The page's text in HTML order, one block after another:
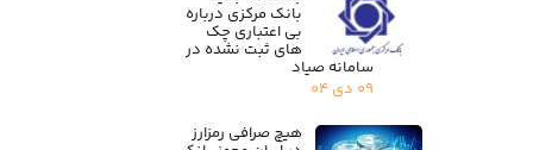
بانک مرکزی درباره
بی اعتباری چک
های ثبت نشده در
سامانه صیاد
۰۹ دی ۰۴
هیچ صرافی رمزارز